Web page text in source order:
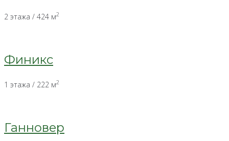
2 этажа / 424 м2
Финикс
1 этажа / 222 м2
Ганновер